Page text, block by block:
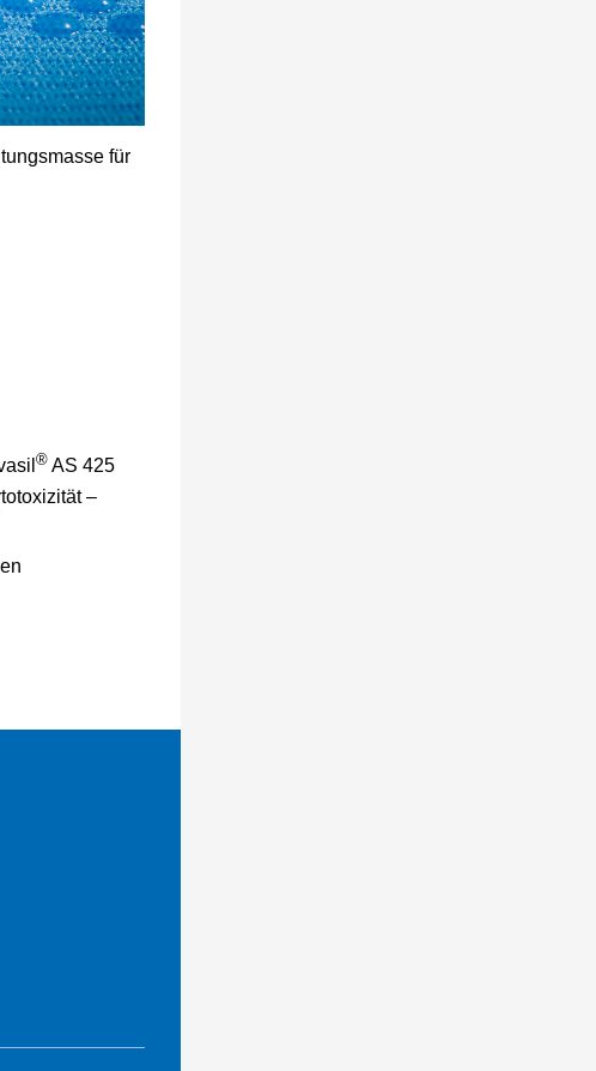
für
® AS 425​
–